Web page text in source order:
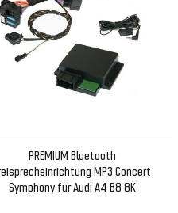
PREMIUM Bluetooth
MP3 Concert
Symphony für Audi A4 B8 8K